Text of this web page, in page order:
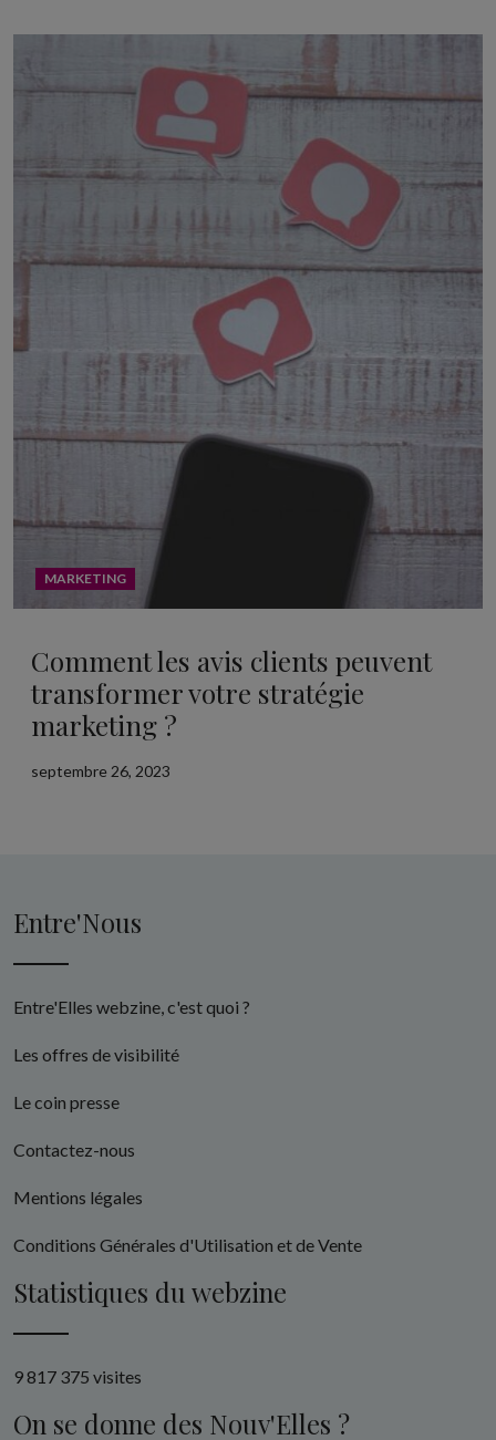
MARKETING
Comment les avis clients peuvent
transformer votre stratégie
marketing ?
septembre 26, 2023
Entre'Nous
Entre'Elles webzine, c'est quoi ?
Les offres de visibilité
Le coin presse
Contactez-nous
Mentions légales
Conditions Générales d'Utilisation et de Vente
Statistiques du webzine
9 817 375 visites
On se donne des Nouv'Elles ?